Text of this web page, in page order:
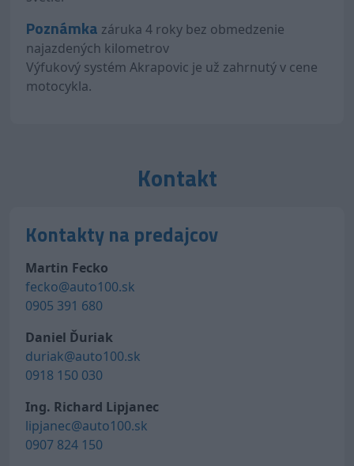
Poznámka záruka 4 roky bez obmedzenie
najazdených kilometrov
Výfukový systém Akrapovic je už zahrnutý v cene
motocykla.
Kontakt
Kontakty na predajcov
Martin Fecko
fecko@auto100.sk
0905 391 680
Daniel Ďuriak
duriak@auto100.sk
0918 150 030
Ing. Richard Lipjanec
lipjanec@auto100.sk
0907 824 150